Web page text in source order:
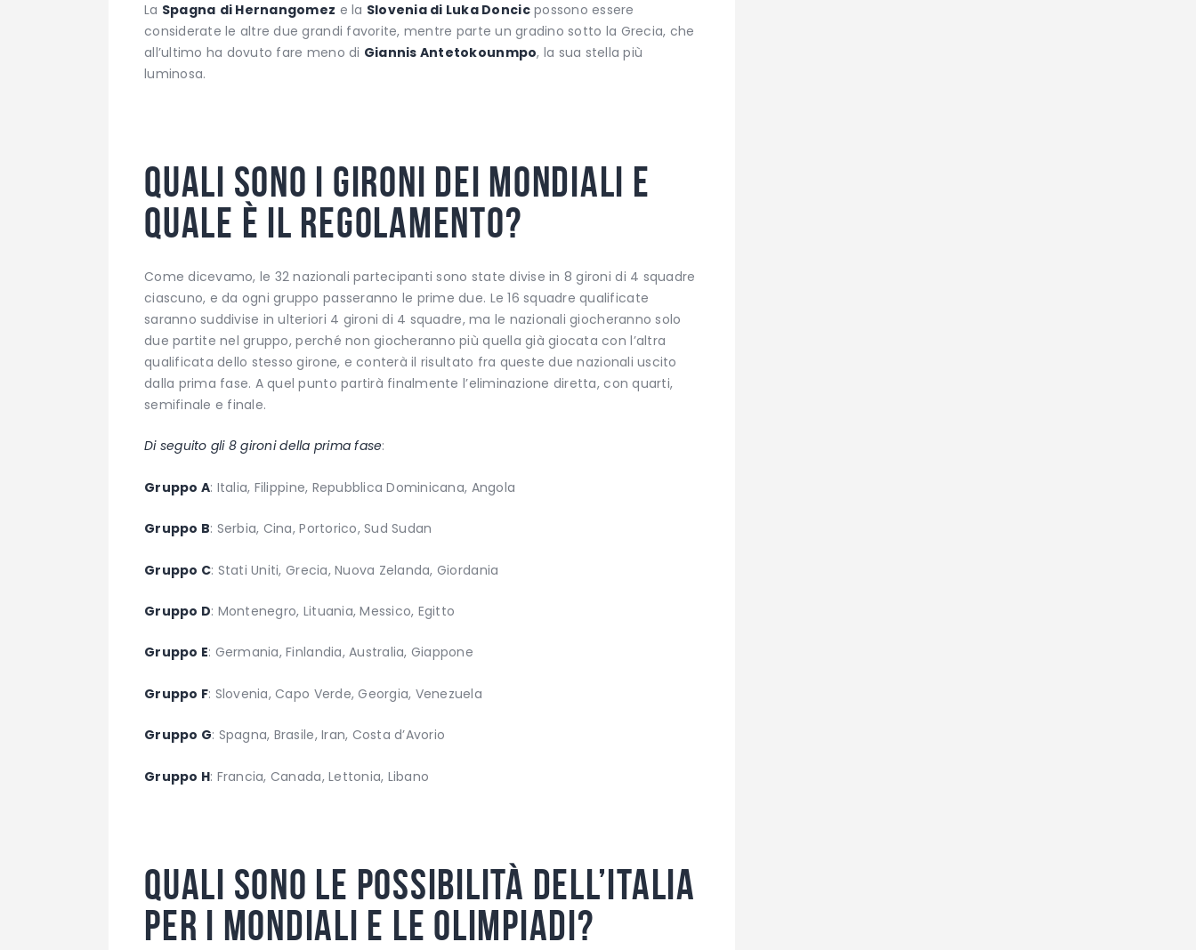
La Spagna di Hernangomez e la Slovenia di Luka Doncicpossono essere
considerate le altre due grandi favorite, mentre parte un gradino sotto la Grecia, che
all’ultimo ha dovuto fare meno di Giannis Antetokounmpo, la sua stella più
luminosa.
Quali sono i gironi dei Mondiali e
quale è il regolamento?
Come dicevamo, le 32 nazionali partecipanti sono state divise in 8 gironi di 4 squadre
ciascuno, e da ogni gruppo passeranno le prime due. Le 16 squadre qualificate
saranno suddivise in ulteriori 4 gironi di 4 squadre, ma le nazionali giocheranno solo
due partite nel gruppo, perché non giocheranno più quella già giocata con l’altra
qualificata dello stesso girone, e conterà il risultato fra queste due nazionali uscito
dalla prima fase. A quel punto partirà finalmente l’eliminazione diretta, con quarti,
semifinale e finale.
Di seguito gli 8 gironi della prima fase:
Gruppo A: Italia, Filippine, Repubblica Dominicana, Angola
Gruppo B: Serbia, Cina, Portorico, Sud Sudan
Gruppo C: Stati Uniti, Grecia, Nuova Zelanda, Giordania
Gruppo D: Montenegro, Lituania, Messico, Egitto
Gruppo E: Germania, Finlandia, Australia, Giappone
Gruppo F: Slovenia, Capo Verde, Georgia, Venezuela
Gruppo G: Spagna, Brasile, Iran, Costa d’Avorio
Gruppo H: Francia, Canada, Lettonia, Libano
Quali sono le possibilità dell’Italia
per i Mondiali e le Olimpiadi?